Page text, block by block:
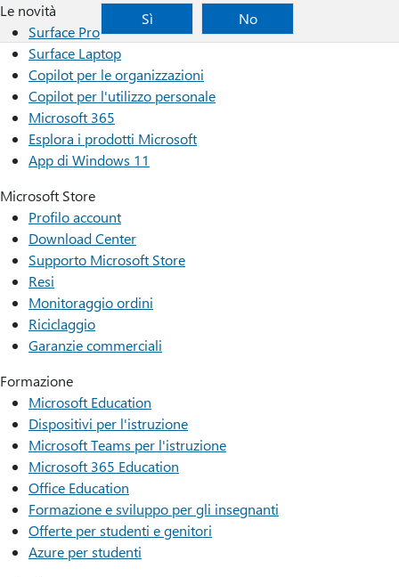
Sì
No
Le novità
Surface Pro
Surface Laptop
Copilot per le organizzazioni
Copilot per l'utilizzo personale
Microsoft 365
Esplora i prodotti Microsoft
App di Windows 11
Microsoft Store
Profilo account
Download Center
Supporto Microsoft Store
Resi
Monitoraggio ordini
Riciclaggio
Garanzie commerciali
Formazione
Microsoft Education
Dispositivi per l'istruzione
Microsoft Teams per l'istruzione
Microsoft 365 Education
Office Education
Formazione e sviluppo per gli insegnanti
Offerte per studenti e genitori
Azure per studenti